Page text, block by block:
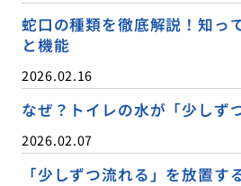
蛇口の種類を徹底解説！知っ
と機能
2026.02.16
なぜ？トイレの水が「少しず
2026.02.07
「少しずつ流れる」を放置す